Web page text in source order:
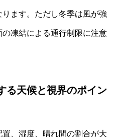
ます。ただし冬季は風が強
凍結による通行制限に注意
る天候と視界のポイン
、湿度、晴れ間の割合が大